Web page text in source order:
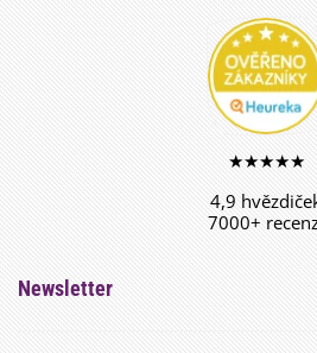
★★★★★
4,9
7000+
Newsletter